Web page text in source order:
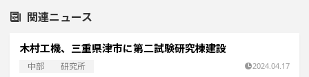
関連ニュース
木村工機、三重県津市に第二試験研究棟建設
中部 研究所 2024.04.17